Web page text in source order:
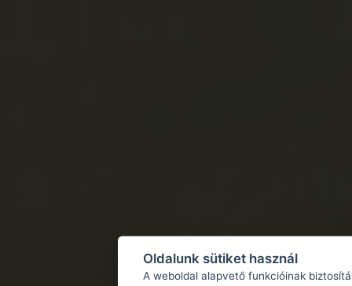
Oldalunk sütiket használ
A weboldal alapvető funkcióinak